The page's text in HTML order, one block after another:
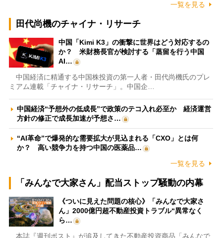
一覧を見る
田代尚機のチャイナ・リサーチ
中国「Kimi K3」の衝撃に世界はどう対応するの
か？ 米財務長官が検討する「蒸留を行う中国
AI…
中国経済に精通する中国株投資の第一人者・田代尚機氏のプレ
ミアム連載「チャイナ・リサーチ」。中国企…
中国経済“予想外の低成長”で政策のテコ入れ必至か 経済運営
方針の修正で成長加速が予想さ…
“AI革命”で爆発的な需要拡大が見込まれる「CXO」とは何
か？ 高い競争力を持つ中国の医薬品…
一覧を見る
「みんなで大家さん」配当ストップ騒動の内幕
《ついに見えた問題の核心》「みんなで大家さ
ん」2000億円超不動産投資トラブル“異常なく
ら…
本誌『週刊ポスト』が追及してきた不動産投資商品「みんなで